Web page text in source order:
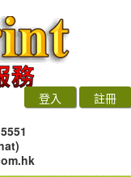
登入 註冊